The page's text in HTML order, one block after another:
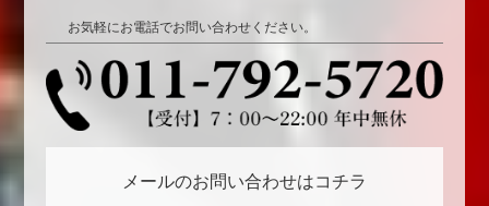
お気軽にお電話でお問い合わせください。
メールのお問い合わせはコチラ